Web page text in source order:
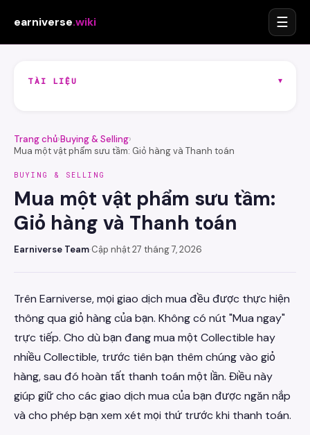
earniverse.wiki ☰
TÀI LIỆU ▾
Trang chủ›Buying & Selling›
Mua một vật phẩm sưu tầm: Giỏ hàng và Thanh toán
BUYING & SELLING
Mua một vật phẩm sưu tầm:
Giỏ hàng và Thanh toán
Earniverse Team·Cập nhật 27 tháng 7, 2026
Trên Earniverse, mọi giao dịch mua đều được thực hiện
thông qua giỏ hàng của bạn. Không có nút "Mua ngay"
trực tiếp. Cho dù bạn đang mua một Collectible hay
nhiều Collectible, trước tiên bạn thêm chúng vào giỏ
hàng, sau đó hoàn tất thanh toán một lần. Điều này
giúp giữ cho các giao dịch mua của bạn được ngăn nắp
và cho phép bạn xem xét mọi thứ trước khi thanh toán.